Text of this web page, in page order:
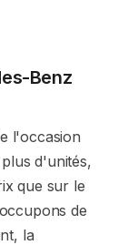
Benz
l'occasion
d'unités,
que sur le
de
la